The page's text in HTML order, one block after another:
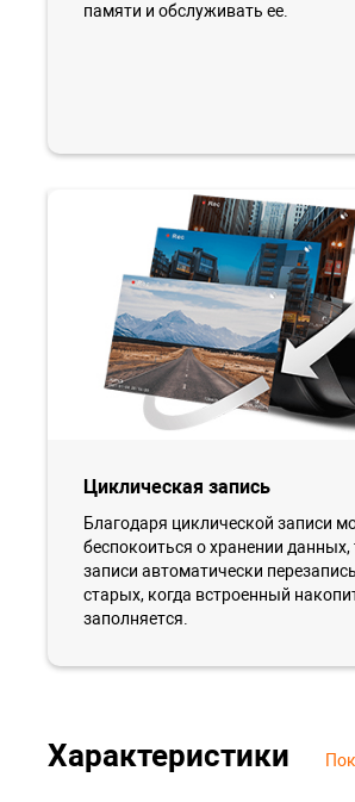
памяти и обслуживать ее.
Циклическая запись
Благодаря циклической записи
беспокоиться о хранении
записи автоматически
старых, когда встроенный
заполняется.
Характеристики